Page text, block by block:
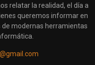
relatar la realidad, el día a
queremos informar en
de modernas herramientas